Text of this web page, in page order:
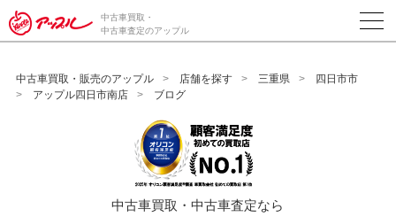
/*ABテスト_新規査定フォームの為のCVボタン*/
中古車買取・
中古車査定のアップル
中古車買取・販売のアップル 店舗を探す 三重県
四日市市
アップル四日市南店
ブログ
中古車買取・中古車査定なら